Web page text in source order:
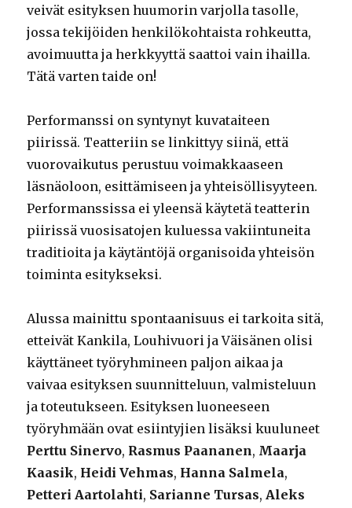
veivät esityksen huumorin varjolla tasolle,
jossa tekijöiden henkilökohtaista rohkeutta,
avoimuutta ja herkkyyttä saattoi vain ihailla.
Tätä varten taide on!
Performanssi on syntynyt kuvataiteen
piirissä. Teatteriin se linkittyy siinä, että
vuorovaikutus perustuu voimakkaaseen
läsnäoloon, esittämiseen ja yhteisöllisyyteen.
Performanssissa ei yleensä käytetä teatterin
piirissä vuosisatojen kuluessa vakiintuneita
traditioita ja käytäntöjä organisoida yhteisön
toiminta esitykseksi.
Alussa mainittu spontaanisuus ei tarkoita sitä,
etteivät Kankila, Louhivuori ja Väisänen olisi
käyttäneet työryhmineen paljon aikaa ja
vaivaa esityksen suunnitteluun, valmisteluun
ja toteutukseen. Esityksen luoneeseen
työryhmään ovat esiintyjien lisäksi kuuluneet
Perttu Sinervo, Rasmus Paananen, Maarja
Kaasik, Heidi Vehmas, Hanna Salmela,
Petteri Aartolahti, Sarianne Tursas,Aleks